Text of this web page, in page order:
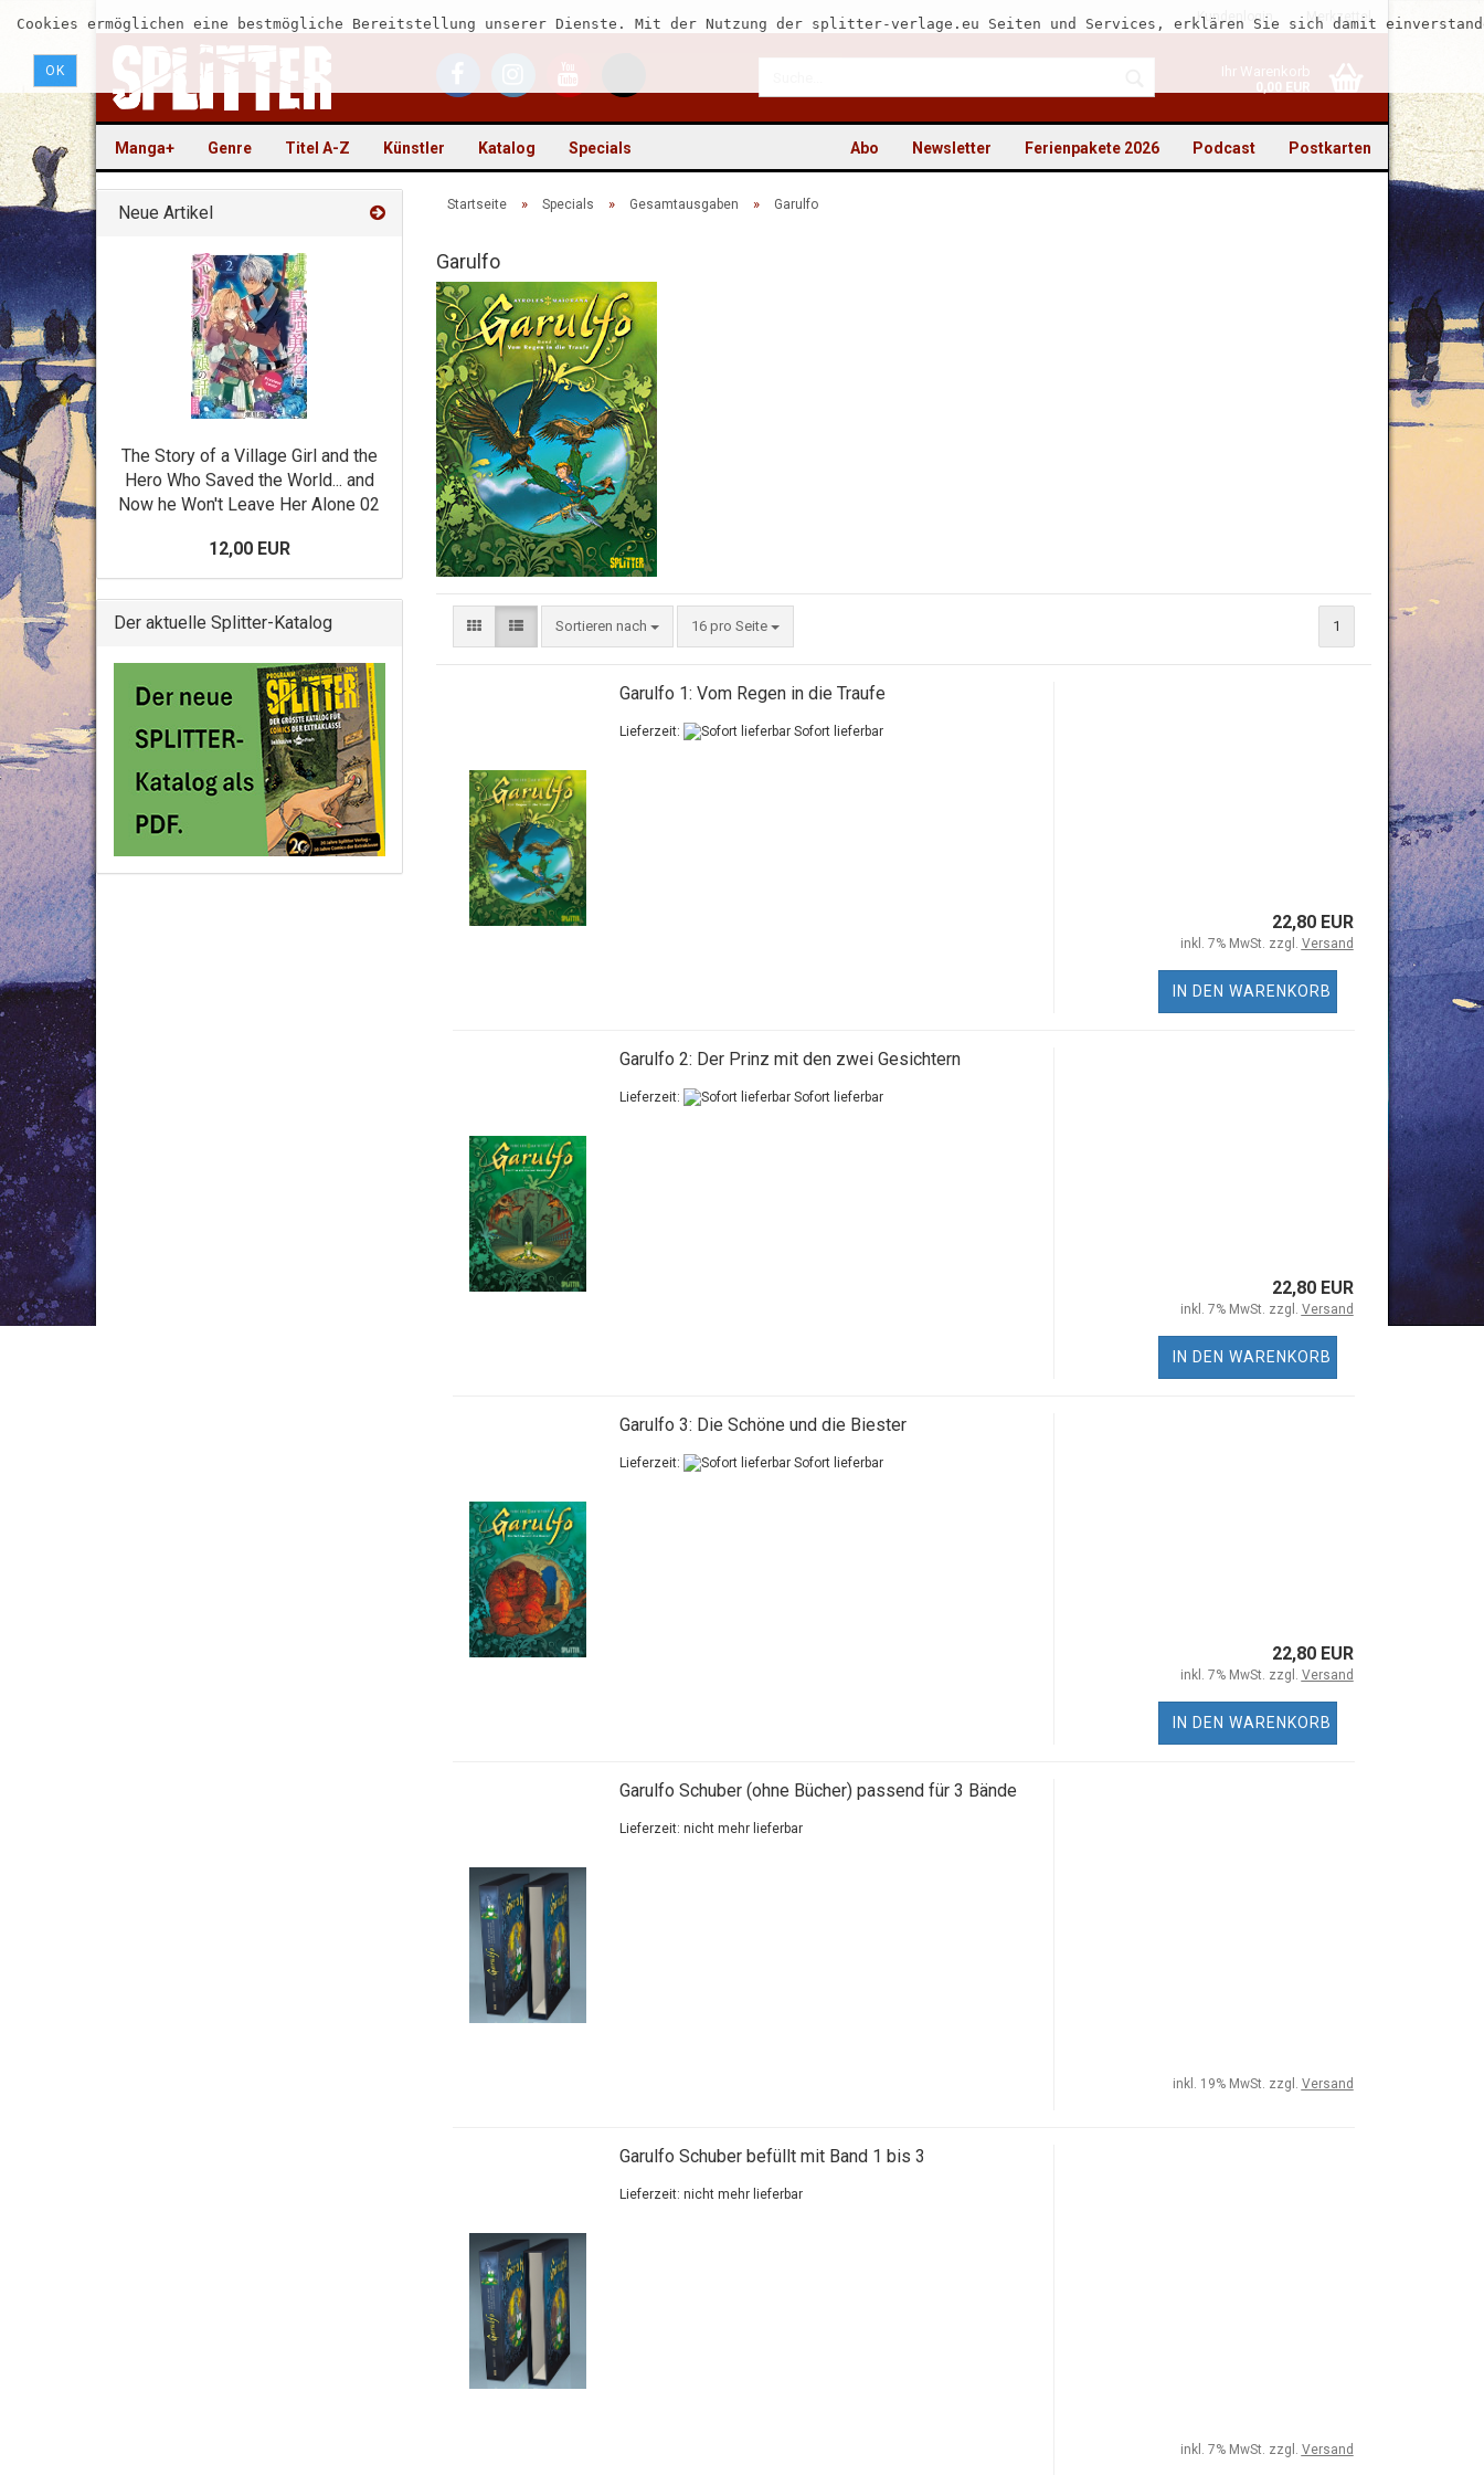
Kundenlogin Merkzettel
Ihr Warenkorb
0,00 EUR
Cookies ermöglichen eine bestmögliche Bereitstellung unserer Dienste. Mit der Nutzung der splitter-verlage.eu Seiten und Services, erklären Sie sich damit
OK
Manga+ Genre Titel A-Z Künstler Katalog Specials Postkarten
Podcast
Ferienpakete 2026
Newsletter
Abo
Startseite » Specials » Gesamtausgaben » Garulfo
Garulfo
Sortieren nach 16 pro Seite 1
Garulfo 1: Vom Regen in die Traufe
Lieferzeit: Sofort lieferbar
22,80 EUR
inkl. 7% MwSt. zzgl. Versand
IN DEN WARENKORB
Garulfo 2: Der Prinz mit den zwei Gesichtern
Lieferzeit: Sofort lieferbar
22,80 EUR
inkl. 7% MwSt. zzgl. Versand
IN DEN WARENKORB
Garulfo 3: Die Schöne und die Biester
Lieferzeit: Sofort lieferbar
22,80 EUR
inkl. 7% MwSt. zzgl. Versand
IN DEN WARENKORB
Garulfo Schuber (ohne Bücher) passend für 3 Bände
Lieferzeit: nicht mehr lieferbar
inkl. 19% MwSt. zzgl. Versand
Garulfo Schuber befüllt mit Band 1 bis 3
Lieferzeit: nicht mehr lieferbar
inkl. 7% MwSt. zzgl. Versand
Neue Artikel
The Story of a Village Girl and the
Hero Who Saved the World... and
Now he Won't Leave Her Alone 02
12,00 EUR
Der aktuelle Splitter-Katalog